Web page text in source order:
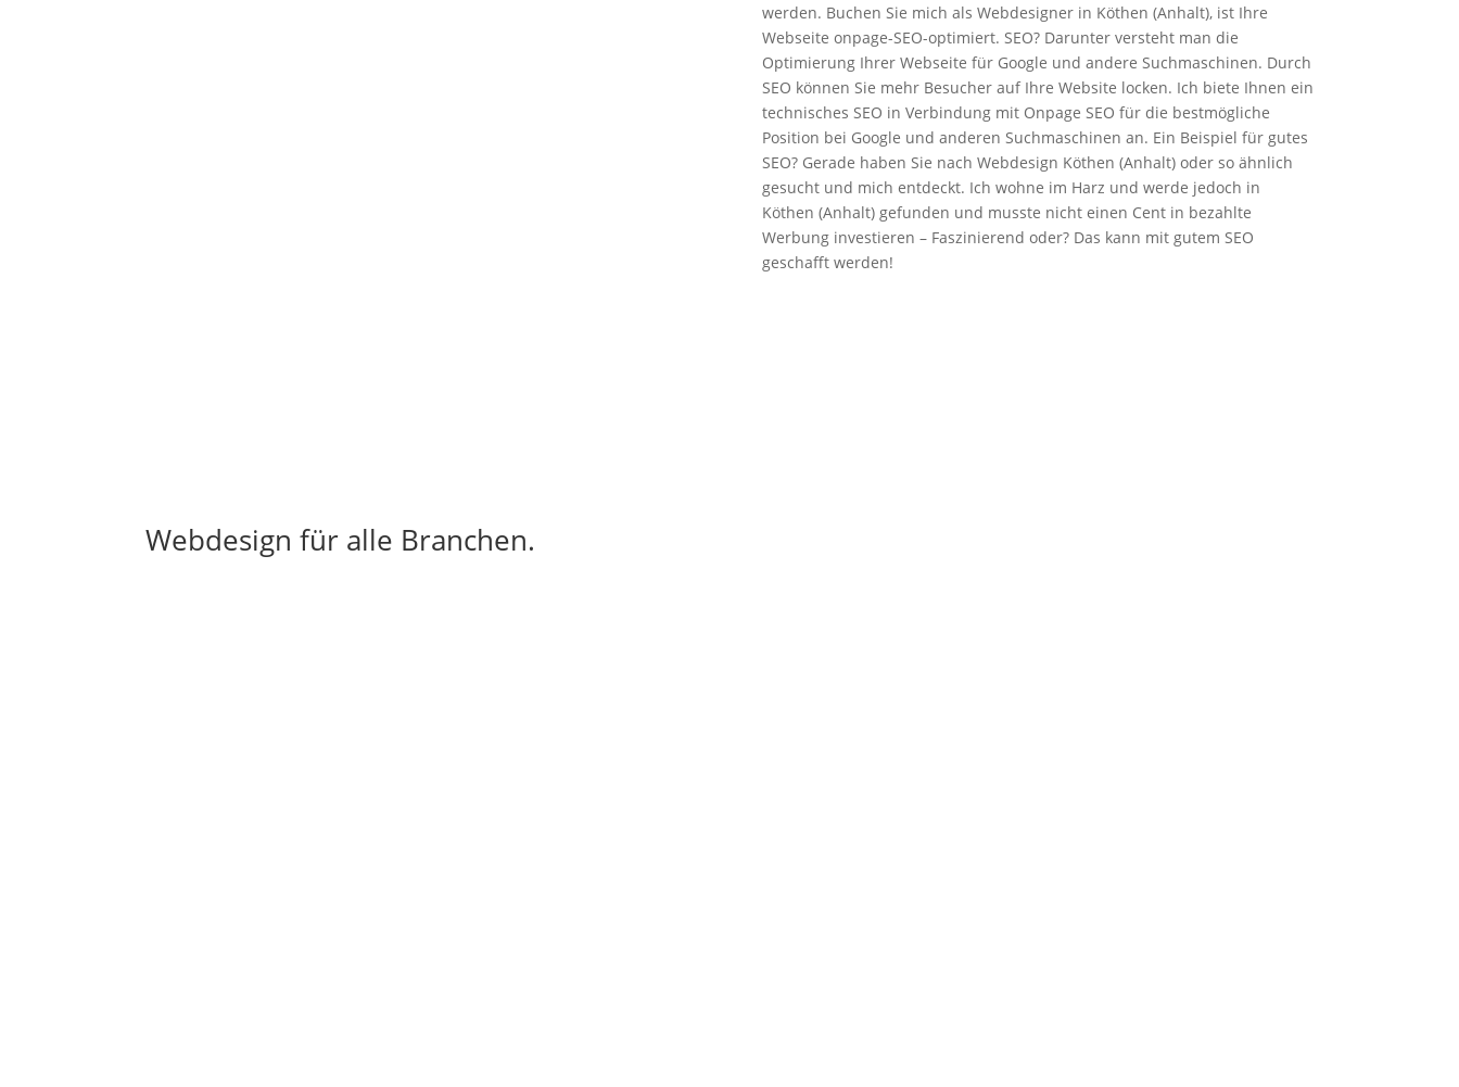
werden. Buchen Sie mich als Webdesigner in Köthen (Anhalt), ist Ihre
Webseite onpage-SEO-optimiert. SEO? Darunter versteht man die
Optimierung Ihrer Webseite für Google und andere Suchmaschinen. Durch
SEO können Sie mehr Besucher auf Ihre Website locken. Ich biete Ihnen ein
technisches SEO in Verbindung mit Onpage SEO für die bestmögliche
Position bei Google und anderen Suchmaschinen an. Ein Beispiel für gutes
SEO? Gerade haben Sie nach Webdesign Köthen (Anhalt) oder so ähnlich
gesucht und mich entdeckt. Ich wohne im Harz und werde jedoch in
Köthen (Anhalt) gefunden und musste nicht einen Cent in bezahlte
Werbung investieren – Faszinierend oder? Das kann mit gutem SEO
geschafft werden!
Webdesign für alle Branchen.